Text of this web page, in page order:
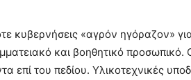
κυβερνήσεις «αγρόν ηγόραζον»
και βοηθητικό προσωπικό.
του πεδίου. Υλικοτεχνικές